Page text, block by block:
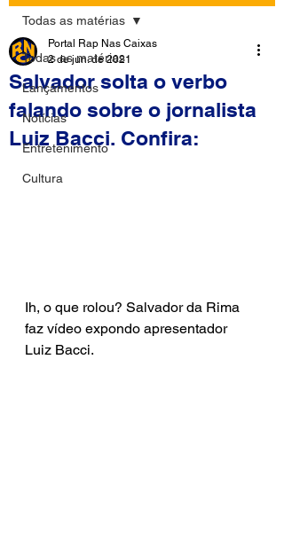
Todas as matérias
Lançamentos
Notícias
Entretenimento
Cultura
Todas as matérias
Salvador solta o verbo
falando sobre o jornalista
Luiz Bacci. Confira:
Portal Rap Nas Caixas
2 de jun. de 2021
Ih, o que rolou? Salvador da Rima
faz vídeo expondo apresentador
Luiz Bacci.